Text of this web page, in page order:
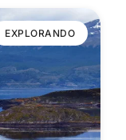
EXPLORANDO